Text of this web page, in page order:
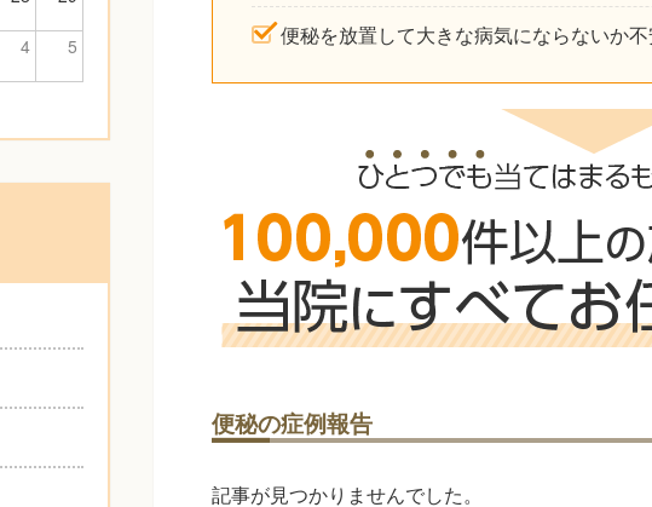
便秘を放置して大きな病気にならないか
便秘の症例報告
記事が見つかりませんでした。
4 5